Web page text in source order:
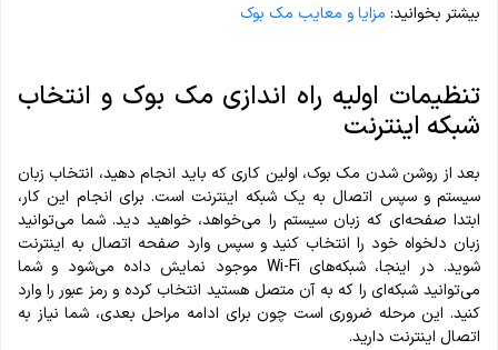
بیشتر بخوانید: مزایا و معایب مک بوک
تنظیمات اولیه راه اندازی مک بوک و انتخاب
شبکه اینترنت
بعد از روشن شدن مک بوک، اولین کاری که باید انجام دهید، انتخاب زبان
سیستم و سپس اتصال به یک شبکه اینترنت است. برای انجام این کار،
ابتدا صفحه‌ای که زبان سیستم را می‌خواهد، خواهید دید. شما می‌توانید
زبان دلخواه خود را انتخاب کنید و سپس وارد صفحه اتصال به اینترنت
شوید. در اینجا، شبکه‌های Wi-Fi موجود نمایش داده می‌شود و شما
می‌توانید شبکه‌ای را که به آن متصل هستید انتخاب کرده و رمز عبور را وارد
کنید. این مرحله ضروری است چون برای ادامه مراحل بعدی، شما نیاز به
اتصال اینترنت دارید.